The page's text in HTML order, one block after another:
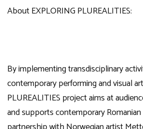
About EXPLORING PLUREALITIES:
By implementing transdisciplinary
contemporary performing and visual
PLUREALITIES project aims at
and supports contemporary